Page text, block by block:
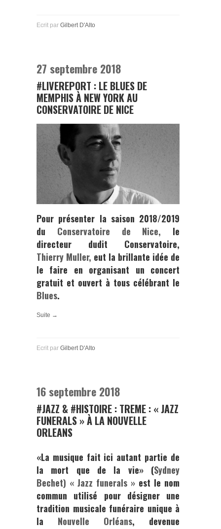
Ecrit par Gilbert D'Alto
27 septembre 2018
#LIVEREPORT : LE BLUES DE
MEMPHIS À NEW YORK AU
CONSERVATOIRE DE NICE
Pour présenter la saison 2018/2019
du Conservatoire de Nice, le
directeur dudit Conservatoire,
Thierry Muller, eut la brillante idée de
le faire en organisant un concert
gratuit et ouvert à tous célébrant le
Blues.
Suite →
Ecrit par Gilbert D'Alto
16 septembre 2018
#JAZZ & #HISTOIRE : TREME : « JAZZ
FUNERALS » À LA NOUVELLE
ORLEANS
«La musique fait ici autant partie de
la mort que de la vie» (Sydney
Bechet) « Jazz funerals » est le nom
commun utilisé pour désigner une
tradition musicale funéraire unique à
la Nouvelle Orléans, devenue